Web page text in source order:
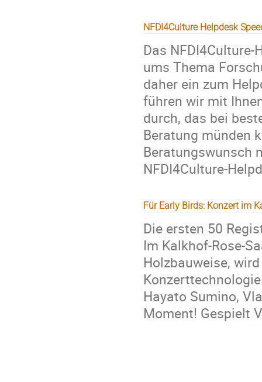
NFDI4Culture Helpdesk
Das
ums Thema
daher ein zum
führen wir mit
durch, das bei
Beratung münden
Beratungswunsch
NFDI4Culture-
Für Early Birds: Konzert im
Die ersten 50
Im Kalkhof-Rose-
Holzbauweise,
Hayato Sumino,
Moment! Gespielt